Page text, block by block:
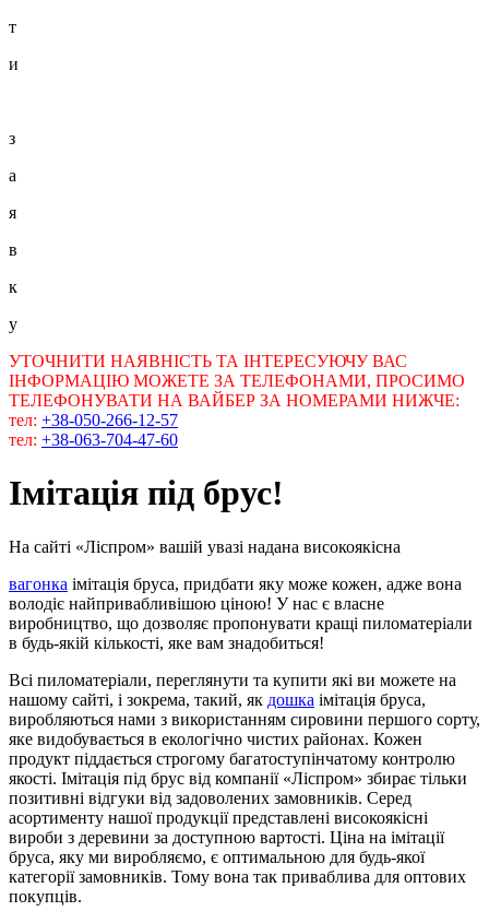
т
и
з
а
я
в
к
у
УТОЧНИТИ НАЯВНІСТЬ ТА ІНТЕРЕСУЮЧУ ВАС
ІНФОРМАЦІЮ МОЖЕТЕ ЗА ТЕЛЕФОНАМИ, ПРОСИМО
ТЕЛЕФОНУВАТИ НА ВАЙБЕР ЗА НОМЕРАМИ НИЖЧЕ:
тел: +38-050-266-12-57
тел: +38-063-704-47-60
Імітація під брус!
На сайті «Ліспром» вашій увазі надана високоякісна
вагонка імітація бруса, придбати яку може кожен, адже вона
володіє найпривабливішою ціною! У нас є власне
виробництво, що дозволяє пропонувати кращі пиломатеріали
в будь-якій кількості, яке вам знадобиться!
Всі пиломатеріали, переглянути та купити які ви можете на
нашому сайті, і зокрема, такий, як дошка імітація бруса,
виробляються нами з використанням сировини першого сорту,
яке видобувається в екологічно чистих районах. Кожен
продукт піддається строгому багатоступінчатому контролю
якості. Імітація під брус від компанії «Ліспром» збирає тільки
позитивні відгуки від задоволених замовників. Серед
асортименту нашої продукції представлені високоякісні
вироби з деревини за доступною вартості. Ціна на імітації
бруса, яку ми виробляємо, є оптимальною для будь-якої
категорії замовників. Тому вона так приваблива для оптових
покупців.